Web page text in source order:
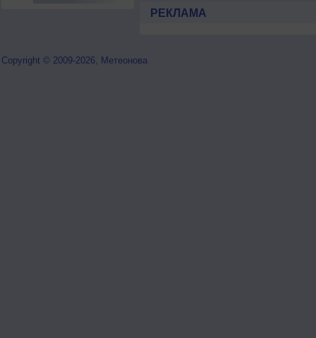
РЕКЛАМА
Copyright © 2009-2026, Метеонова